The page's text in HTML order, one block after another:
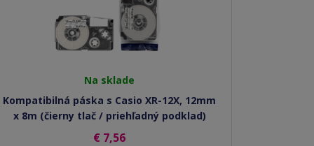
Na sklade
Kompatibilná páska s Casio XR-12X, 12mm
x 8m (čierny tlač / priehľadný podklad)
€ 7,56